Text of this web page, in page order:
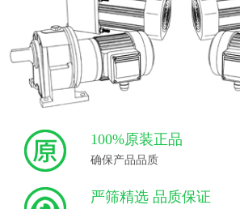
100%原装正品
确保产品品质
严筛精选 品质保证